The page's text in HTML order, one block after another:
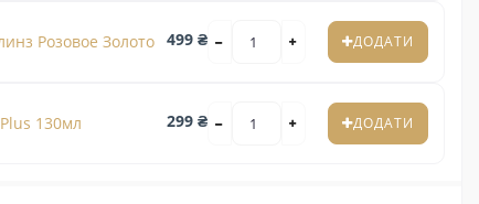
Розовое Золото 499 ₴ ДОДАТИ
130мл 299 ₴ ДОДАТИ